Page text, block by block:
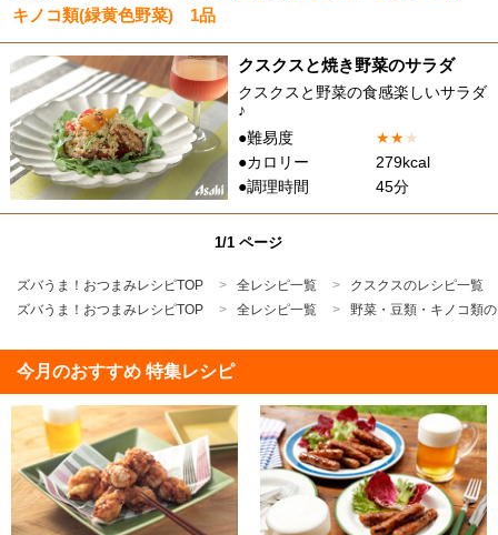
キノコ類(緑黄色野菜) 1品
クスクスと焼き野菜のサラダ
クスクスと野菜の食感楽しいサラダ
♪
●難易度
★★★
●カロリー
279kcal
●調理時間
45分
1/1 ページ
ズバうま！おつまみレシピTOP 全レシピ一覧
クスクスのレシピ一覧
ズバうま！おつまみレシピTOP
全レシピ一覧 野菜・豆類・キノコ類
今月のおすすめ 特集レシピ